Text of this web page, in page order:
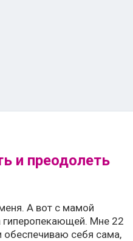
и преодолеть
А вот с мамой
Мне 22
обеспечиваю себя сама,